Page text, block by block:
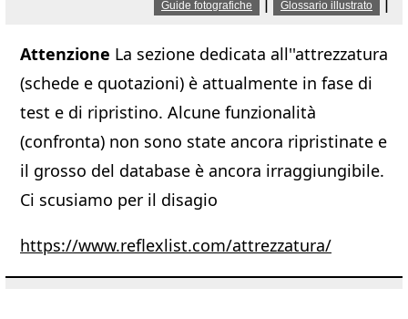
Guide fotografiche Glossario illustrato
Attenzione La sezione dedicata all''attrezzatura
(schede e quotazioni) è attualmente in fase di
test e di ripristino. Alcune funzionalità
(confronta) non sono state ancora ripristinate e
il grosso del database è ancora irraggiungibile.
Ci scusiamo per il disagio
https://www.reflexlist.com/attrezzatura/